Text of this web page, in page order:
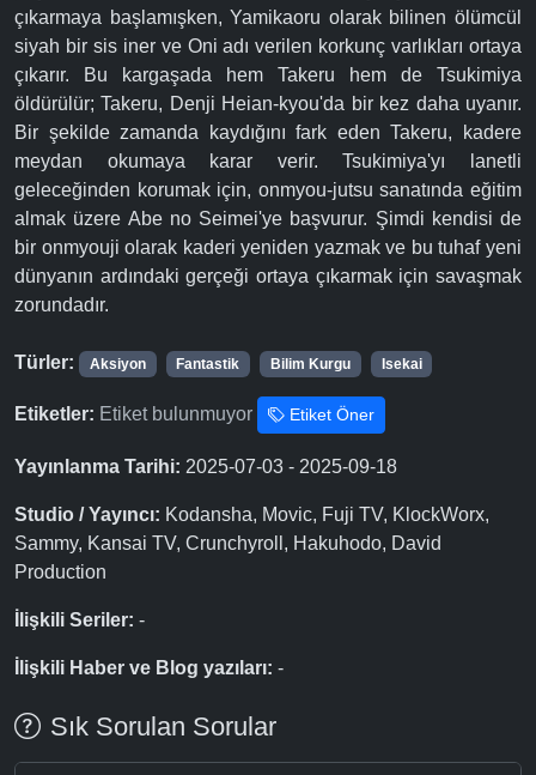
çıkarmaya başlamışken, Yamikaoru olarak bilinen ölümcül
siyah bir sis iner ve Oni adı verilen korkunç varlıkları ortaya
çıkarır. Bu kargaşada hem Takeru hem de Tsukimiya
öldürülür; Takeru, Denji Heian-kyou'da bir kez daha uyanır.
Bir şekilde zamanda kaydığını fark eden Takeru, kadere
meydan okumaya karar verir. Tsukimiya'yı lanetli
geleceğinden korumak için, onmyou-jutsu sanatında eğitim
almak üzere Abe no Seimei'ye başvurur. Şimdi kendisi de
bir onmyouji olarak kaderi yeniden yazmak ve bu tuhaf yeni
dünyanın ardındaki gerçeği ortaya çıkarmak için savaşmak
zorundadır.
Türler: Aksiyon Fantastik Bilim Kurgu Isekai
Etiketler: Etiket bulunmuyor Etiket Öner
Yayınlanma Tarihi: 2025-07-03 - 2025-09-18
Studio / Yayıncı: Kodansha, Movic, Fuji TV, KlockWorx,
Sammy, Kansai TV, Crunchyroll, Hakuhodo, David
Production
İlişkili Seriler: -
İlişkili Haber ve Blog yazıları: -
Sık Sorulan Sorular